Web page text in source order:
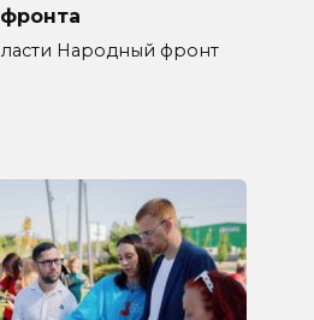
Народный фронт